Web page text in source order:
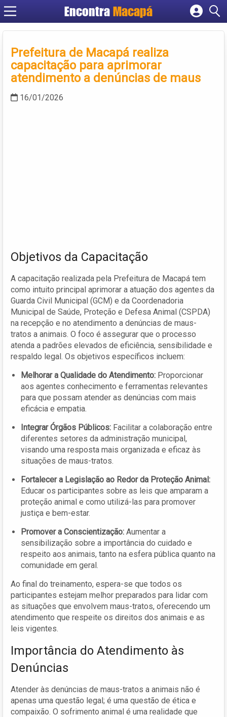
EncontraMacapá
Cadastrar empresa
Criar conta
Prefeitura de Macapá realiza
capacitação para aprimorar
atendimento a denúncias de maus
16/01/2026
Objetivos da Capacitação
A capacitação realizada pela Prefeitura de Macapá tem
como intuito principal aprimorar a atuação dos agentes da
Guarda Civil Municipal (GCM) e da Coordenadoria
Municipal de Saúde, Proteção e Defesa Animal (CSPDA)
na recepção e no atendimento a denúncias de maus-
tratos a animais. O foco é assegurar que o processo
atenda a padrões elevados de eficiência, sensibilidade e
respaldo legal. Os objetivos específicos incluem:
Melhorar a Qualidade do Atendimento: Proporcionar
aos agentes conhecimento e ferramentas relevantes
para que possam atender as denúncias com mais
eficácia e empatia.
Integrar Órgãos Públicos: Facilitar a colaboração entre
diferentes setores da administração municipal,
visando uma resposta mais organizada e eficaz às
situações de maus-tratos.
Fortalecer a Legislação ao Redor da Proteção Animal:
Educar os participantes sobre as leis que amparam a
proteção animal e como utilizá-las para promover
justiça e bem-estar.
Promover a Conscientização: Aumentar a
sensibilização sobre a importância do cuidado e
respeito aos animais, tanto na esfera pública quanto na
comunidade em geral.
Ao final do treinamento, espera-se que todos os
participantes estejam melhor preparados para lidar com
as situações que envolvem maus-tratos, oferecendo um
atendimento que respeite os direitos dos animais e as
leis vigentes.
Importância do Atendimento às
Denúncias
Atender às denúncias de maus-tratos a animais não é
apenas uma questão legal; é uma questão de ética e
compaixão. O sofrimento animal é uma realidade que